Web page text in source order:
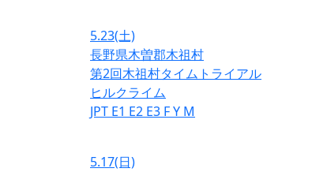
5.23(土)
長野県木曽郡木祖村
第2回木祖村タイムトライアル
ヒルクライム
JPT E1 E2 E3 FY M
5.17(日)